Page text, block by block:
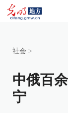
社会 >
中俄百
宁